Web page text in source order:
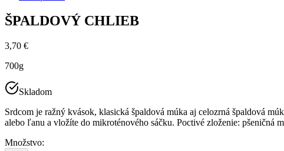
ŠPALDOVÝ CHLIEB
3,70 €
700g
Skladom
Srdcom je ražný kvások, klasická špaldová múka aj celozrná špaldová
alebo ľanu a vložíte do mikroténového sáčku. Poctivé zloženie: pšeničná
Množstvo: